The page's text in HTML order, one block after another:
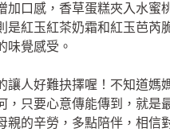
加口感，香草蛋糕夾入水蜜
是紅玉紅茶奶霜和紅玉芭芮
味覺感受。
讓人好難抉擇喔！不知道媽
，只要心意傳能傳到，就是
親的辛勞，多點陪伴，相信